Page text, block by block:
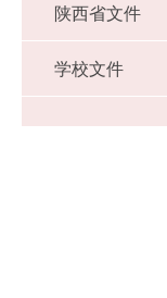
陕西省文件
学校文件